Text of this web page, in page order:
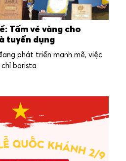
Tấm vé vàng cho
tuyển dụng
phát triển mạnh mẽ, việc
barista